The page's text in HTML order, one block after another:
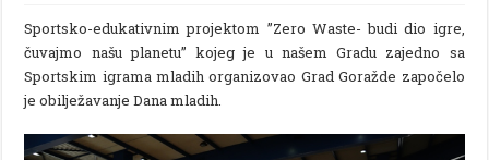
Sportsko-edukativnim projektom ”Zero Waste- budi dio igre,
čuvajmo našu planetu” kojeg je u našem Gradu zajedno sa
Sportskim igrama mladih organizovao Grad Goražde započelo
je obilježavanje Dana mladih.